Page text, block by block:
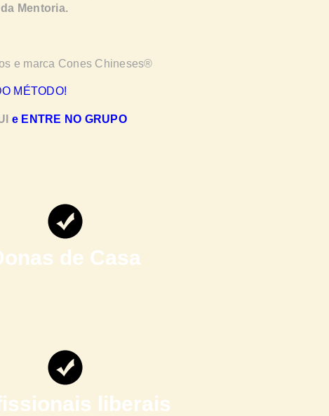
Mentoria.
e marca Cones Chineses®
MÉTODO!
e ENTRE NO GRUPO
de Casa
liberais